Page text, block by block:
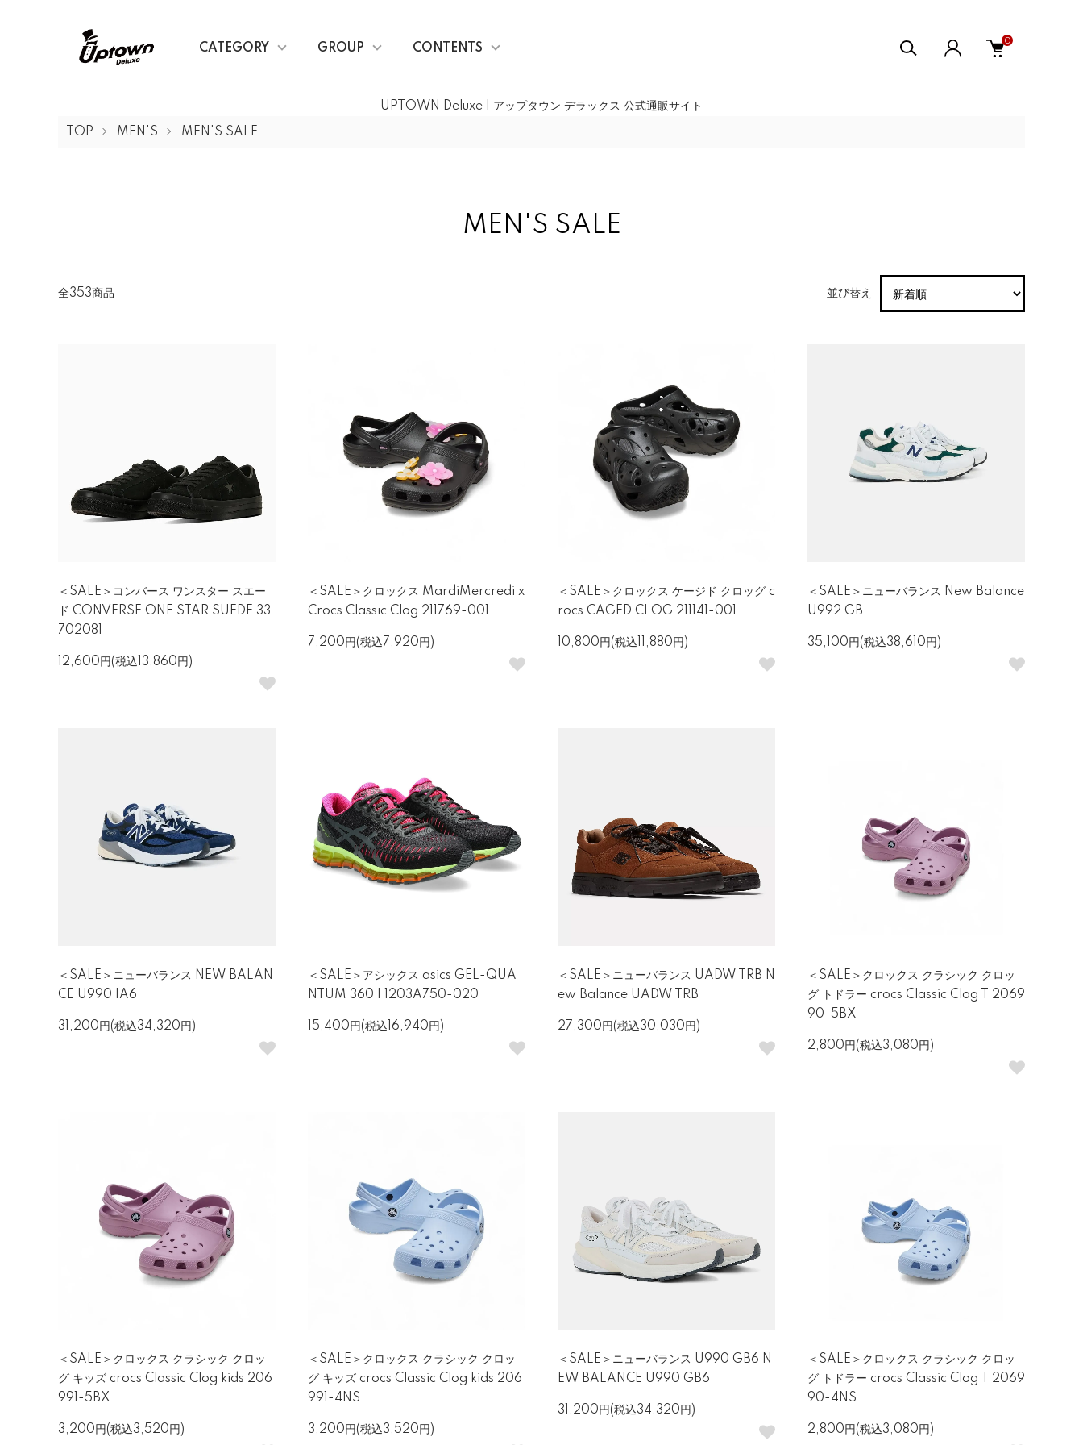
UPTOWN Deluxe | アップタウン デラックス 公式通販サイト
CATEGORY GROUP CONTENTS
0
TOP MEN'S MEN'S SALE
MEN'S SALE
全353商品 並び替え
＜SALE＞コンバース ワンスター スエー
ド CONVERSE ONE STAR SUEDE 33
702081
12,600円(税込13,860円)
＜SALE＞クロックス MardiMercredi x
Crocs Classic Clog 211769-001
7,200円(税込7,920円)
＜SALE＞クロックス ケージド クロッグ c
rocs CAGED CLOG 211141-001
10,800円(税込11,880円)
＜SALE＞ニューバランス New Balance
U992 GB
35,100円(税込38,610円)
＜SALE＞ニューバランス NEW BALAN
CE U990 IA6
31,200円(税込34,320円)
＜SALE＞アシックス asics GEL-QUA
NTUM 360 I 1203A750-020
15,400円(税込16,940円)
＜SALE＞ニューバランス UADW TRB N
ew Balance UADW TRB
27,300円(税込30,030円)
＜SALE＞クロックス クラシック クロッ
グ トドラー crocs Classic Clog T 2069
90-5BX
2,800円(税込3,080円)
＜SALE＞クロックス クラシック クロッ
グ キッズ crocs Classic Clog kids 206
991-5BX
3,200円(税込3,520円)
＜SALE＞クロックス クラシック クロッ
グ キッズ crocs Classic Clog kids 206
991-4NS
3,200円(税込3,520円)
＜SALE＞ニューバランス U990 GB6 N
EW BALANCE U990 GB6
31,200円(税込34,320円)
＜SALE＞クロックス クラシック クロッ
グ トドラー crocs Classic Clog T 2069
90-4NS
2,800円(税込3,080円)